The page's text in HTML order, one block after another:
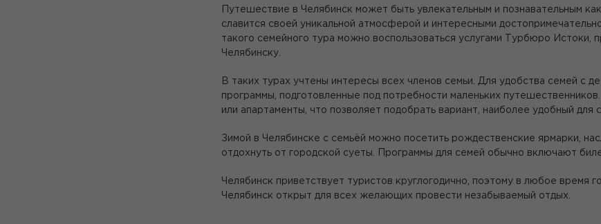
Путешествие в Челябинск может быть увлекательным и познавательным
славится своей уникальной атмосферой и интересными
такого семейного тура можно воспользоваться услугами Турбюро
Челябинску.
В таких турах учтены интересы всех членов семьи. Для удобства семей с
программы, подготовленные под потребности маленьких
или апартаменты, что позволяет подобрать вариант, наиболее удобный для
Зимой в Челябинске с семьёй можно посетить рождественские ярмарки,
отдохнуть от городской суеты. Программы для семей обычно включают
Челябинск приветствует туристов круглогодично, поэтому в любое время
Челябинск открыт для всех желающих провести незабываемый отдых.